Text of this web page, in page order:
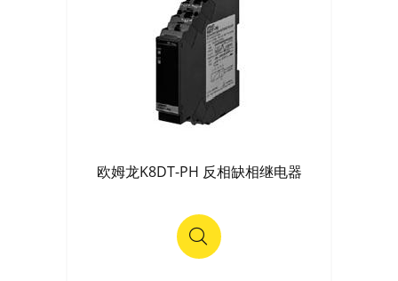
欧姆龙K8DT-PH 反相缺相继电器